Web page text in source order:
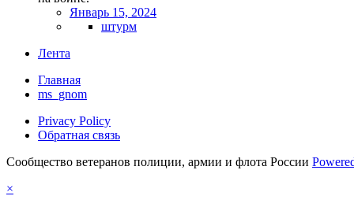
Январь 15, 2024
штурм
Лента
Главная
ms_gnom
Privacy Policy
Обратная связь
Сообщество ветеранов полиции, армии и флота России
×